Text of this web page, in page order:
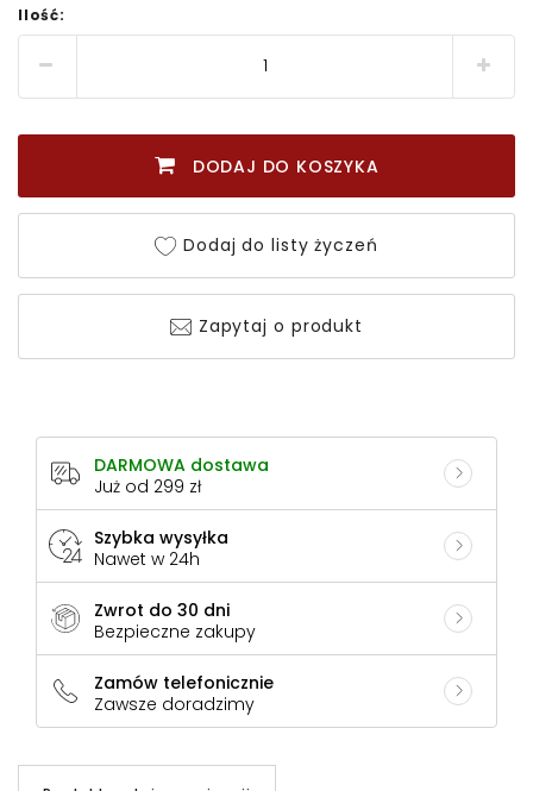
Ilość:
DODAJ DO KOSZYKA
Dodaj do listy życzeń
Zapytaj o produkt
DARMOWA dostawa
Już od 299 zł
Szybka wysyłka
Nawet w 24h
Zwrot do 30 dni
Bezpieczne zakupy
Zamów telefonicznie
Zawsze doradzimy